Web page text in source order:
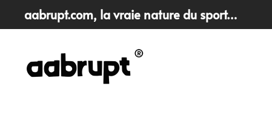
main
content
aabrupt.com, la vraie nature du sport…